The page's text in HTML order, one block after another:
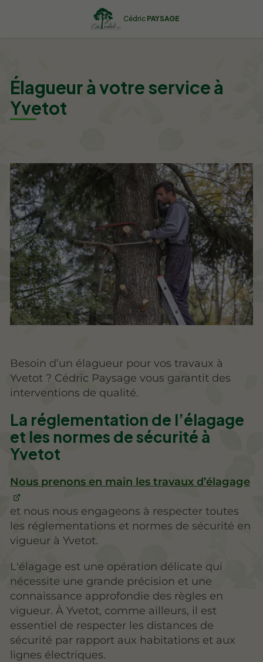
Cédric PAYSAGE
Élagueur à votre service à
Yvetot
Besoin d’un élagueur pour vos travaux à
Yvetot ? Cédric Paysage vous garantit des
interventions de qualité.
La réglementation de l’élagage
et les normes de sécurité à
Yvetot
Nous prenons en main les travaux d’élagage
et nous nous engageons à respecter toutes
les réglementations et normes de sécurité en
vigueur à Yvetot.
L'élagage est une opération délicate qui
nécessite une grande précision et une
connaissance approfondie des règles en
vigueur. À Yvetot, comme ailleurs, il est
essentiel de respecter les distances de
sécurité par rapport aux habitations et aux
lignes électriques.